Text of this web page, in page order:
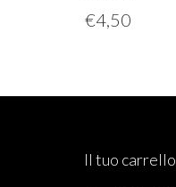
€4,50
Il tuo carrello